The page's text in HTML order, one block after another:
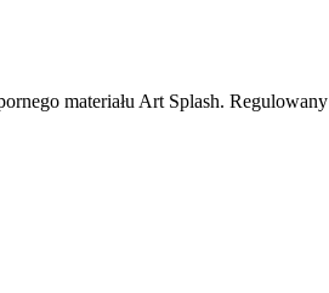
materiału Art Splash.